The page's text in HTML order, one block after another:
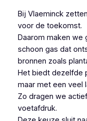
Bij Vlaeminck
voor de toekomst.
Daarom maken
schoon gas dat
bronnen zoals
Het biedt dezelfde
maar met een veel
Zo dragen we
voetafdruk.